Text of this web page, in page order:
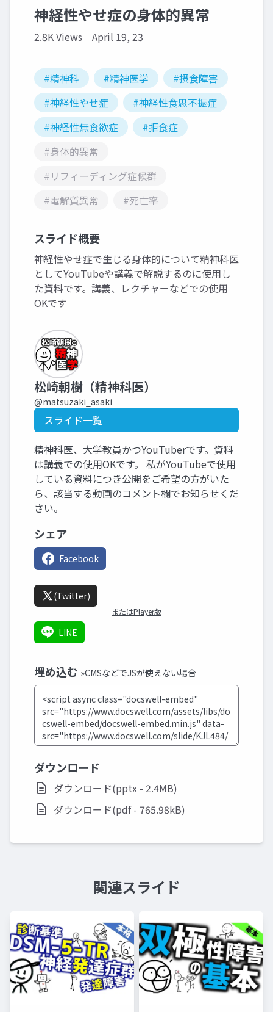
神経性やせ症の身体的異常
2.8K Views April 19, 23
#精神科 #精神医学
#摂食障害
#神経性やせ症
#神経性食思不振症
#神経性無食欲症
#拒食症
#身体的異常
#リフィーディング症候群
#電解質異常
#死亡率
スライド概要
神経性やせ症で生じる身体的について精神科医
としてYouTubeや講義で解説するのに使用し
た資料です。講義、レクチャーなどでの使用
OKです
松崎朝樹（精神科医）
@matsuzaki_asaki
スライド一覧
精神科医、大学教員かつYouTuberです。資料
は講義での使用OKです。 私がYouTubeで使用
している資料につき公開をご希望の方がいた
ら、該当する動画のコメント欄でお知らせくだ
さい。
シェア
Facebook
(Twitter)
またはPlayer版
LINE
埋め込む »CMSなどでJSが使えない場合
ダウンロード
ダウンロード(pptx - 2.4MB)
ダウンロード(pdf - 765.98kB)
関連スライド